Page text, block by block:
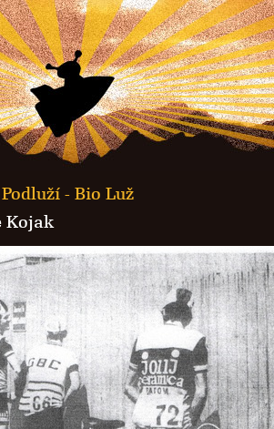
- Bio Luž
Kojak